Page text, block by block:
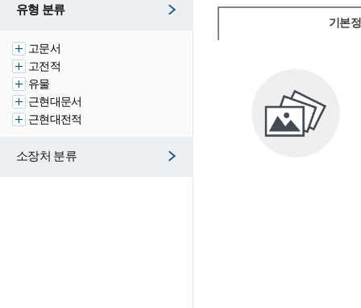
유형 분류
고문서
고전적
유물
근현대문서
근현대전적
소장처 분류
기본